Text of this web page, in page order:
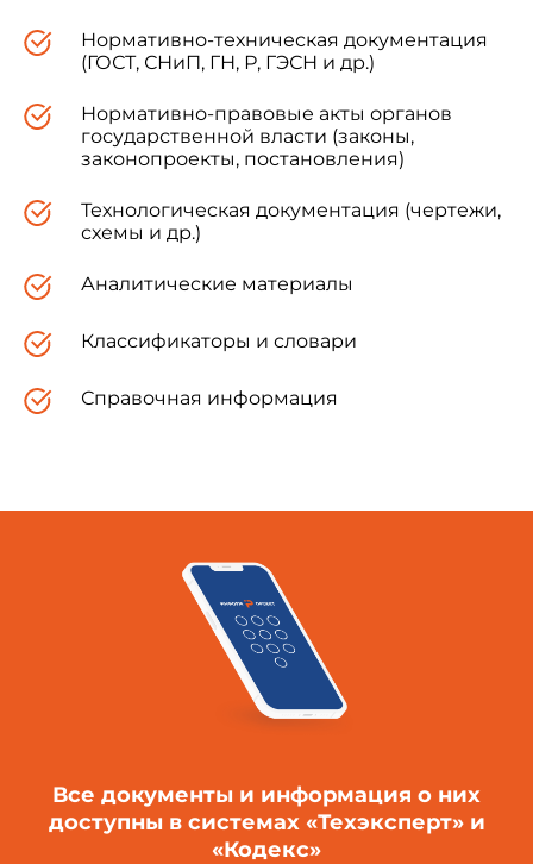
Нормативно-техническая документация
(ГОСТ, СНиП, ГН, Р, ГЭСН и др.)
Нормативно-правовые акты органов
государственной власти (законы,
законопроекты, постановления)
Технологическая документация (чертежи,
схемы и др.)
Аналитические материалы
Классификаторы и словари
Справочная информация
Все документы и информация о них
доступны в системах «Техэксперт» и
«Кодекс»